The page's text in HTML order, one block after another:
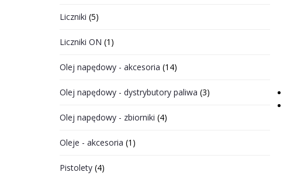
Liczniki (5)
Liczniki ON (1)
Olej napędowy - akcesoria (14)
Olej napędowy - dystrybutory paliwa (3)
Olej napędowy - zbiorniki (4)
Oleje - akcesoria (1)
Pistolety (4)